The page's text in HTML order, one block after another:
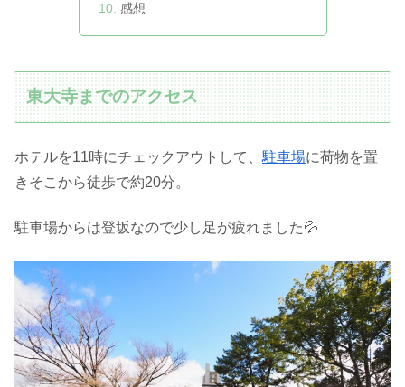
感想
東大寺までのアクセス
ホテルを11時にチェックアウトして、 駐車場に荷物を置
きそこから徒歩で約20分。
駐車場からは登坂なので少し足が疲れました💦